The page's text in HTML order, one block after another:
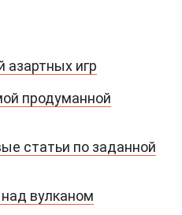
азартных игр
продуманной
статьи по заданной
вулканом